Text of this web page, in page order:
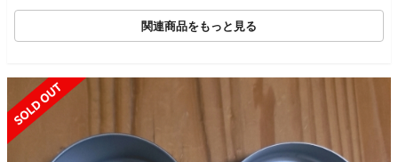
関連商品をもっと見る